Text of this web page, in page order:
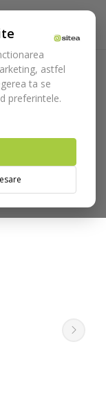
astfel
ta se
preferintele.
672/10.HL8
website-ul